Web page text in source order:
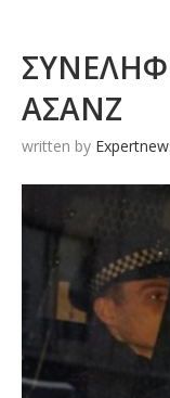
ΑΣΑΝΖ
written by